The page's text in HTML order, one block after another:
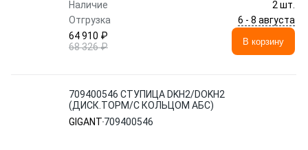
Наличие
2 шт.
Отгрузка
6 - 8 августа
64 910 ₽
68 326 ₽
В корзину
709400546 СТУПИЦА DKH2/DOKH2
(ДИСК.ТОРМ/С КОЛЬЦОМ АБС)
GIGANT 709400546